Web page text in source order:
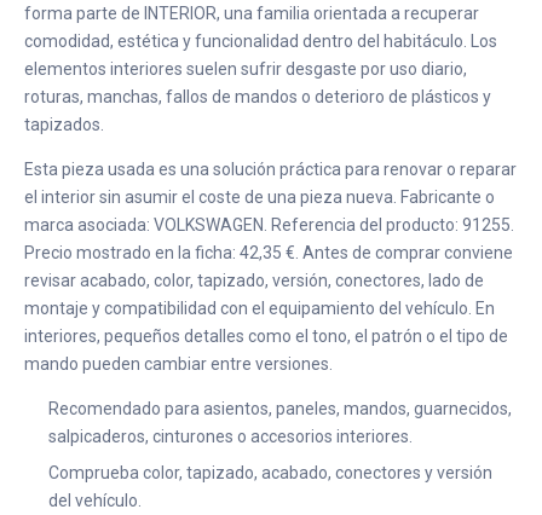
forma parte de INTERIOR, una familia orientada a recuperar
comodidad, estética y funcionalidad dentro del habitáculo. Los
elementos interiores suelen sufrir desgaste por uso diario,
roturas, manchas, fallos de mandos o deterioro de plásticos y
tapizados.
Esta pieza usada es una solución práctica para renovar o reparar
el interior sin asumir el coste de una pieza nueva. Fabricante o
marca asociada: VOLKSWAGEN. Referencia del producto: 91255.
Precio mostrado en la ficha: 42,35 €. Antes de comprar conviene
revisar acabado, color, tapizado, versión, conectores, lado de
montaje y compatibilidad con el equipamiento del vehículo. En
interiores, pequeños detalles como el tono, el patrón o el tipo de
mando pueden cambiar entre versiones.
Recomendado para asientos, paneles, mandos, guarnecidos,
salpicaderos, cinturones o accesorios interiores.
Comprueba color, tapizado, acabado, conectores y versión
del vehículo.